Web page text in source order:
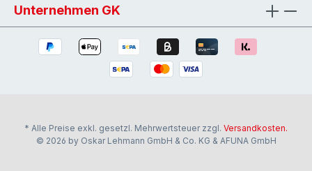
Unternehmen GK
* Alle Preise exkl. gesetzl. Mehrwertsteuer zzgl. Versandkosten.
© 2026 by Oskar Lehmann GmbH & Co. KG & AFUNA GmbH